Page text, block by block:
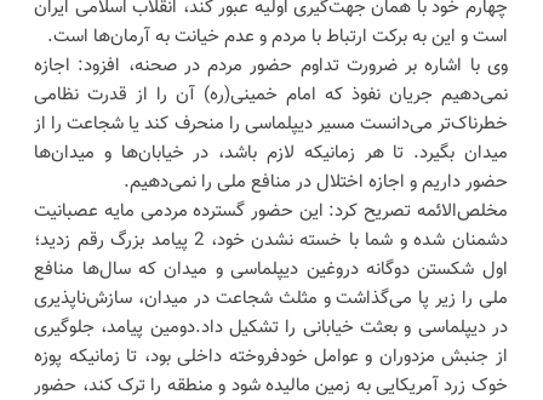
چهارم خود با همان جهت‌گیری اولیه عبور کند، انقلاب اسلامی ایران
است و این به برکت ارتباط با مردم و عدم خیانت به آرمان‌ها است.
وی با اشاره بر ضرورت تداوم حضور مردم در صحنه، افزود: اجازه
نمی‌دهیم جریان نفوذ که امام خمینی(ره) آن را از قدرت نظامی
خطرناک‌تر می‌دانست مسیر دیپلماسی را منحرف کند یا شجاعت را از
میدان بگیرد. تا هر زمانیکه لازم باشد، در خیابان‌ها و میدان‌ها
حضور داریم و اجازه اختلال در منافع ملی را نمی‌دهیم.
مخلص‌الائمه تصریح کرد: این حضور گسترده مردمی مایه عصبانیت
دشمنان شده و شما با خسته نشدن خود، 2 پیامد بزرگ رقم زدید؛
اول شکستن دوگانه دروغین دیپلماسی و میدان که سال‌ها منافع
ملی را زیر پا می‌گذاشت و مثلث شجاعت در میدان، سازش‌ناپذیری
در دیپلماسی و بعثت خیابانی را تشکیل داد.دومین پیامد، جلوگیری
از جنبش مزدوران و عوامل خودفروخته داخلی بود، تا زمانیکه پوزه
خوک زرد آمریکایی به زمین مالیده شود و منطقه را ترک کند، حضور